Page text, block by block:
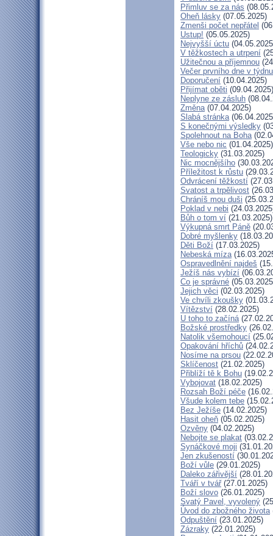
Přimluv se za nás
Oheň lásky (07.05.2025)
Zmenši počet nepřátel
Ustup! (05.05.2025)
Nejvyšší úctu
V těžkostech a utrpení
Užitečnou a příjemnou
Večer prvního dne v týdnu
Doporučení (10.04.2025)
Přijímat oběti (09.04.2025)
Neplyne ze zásluh
Změna(07.04.2025)
Slabá stránka
S konečnými výsledky
Spolehnout na Boha
Vše nebo nic (01.04.2025)
Teologicky (31.03.2025)
Nic mocnějšího
Příležitost k růstu
Odvrácení těžkostí
Svatost a trpělivost
Chráníš mou duši
Poklad v nebi
Bůh o tom ví (21.03.2025)
Výkupná smrt Páně
Dobré myšlenky
Děti Boží (17.03.2025)
Nebeská míza
Ospravedlnění najdeš
Ježíš nás vybízí
Co je správné
Jejich věci (02.03.2025)
Ve chvíli zkoušky
Vítězství (28.02.2025)
U toho to začíná
Božské prostředky
Natolik všemohoucí
Opakování hříchů
Nosíme na prsou
Sklíčenost (21.02.2025)
Přiblíží tě k Bohu
Vybojovat (18.02.2025)
Rozsah Boží péče
Všude kolem tebe
Bez Ježíše (14.02.2025)
Hasit oheň (05.02.2025)
Ozvěny (04.02.2025)
Nebojte se plakat
Synáčkové moji
Jen zkušeností
Boží vůle (29.01.2025)
Daleko zářivější
Tváří v tvář(27.01.2025)
Boží slovo (26.01.2025)
Svatý Pavel, vyvolený
Úvod do zbožného života
Odpuštění (23.01.2025)
Zázraky (22.01.2025)